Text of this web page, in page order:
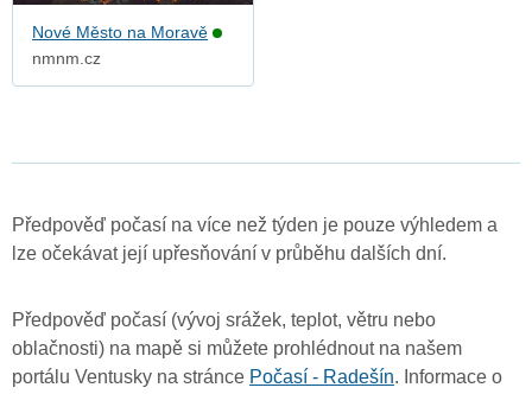
Nové Město na Moravě
nmnm.cz
Předpověď počasí na více než týden je pouze výhledem a
lze očekávat její upřesňování v průběhu dalších dní.
Předpověď počasí (vývoj srážek, teplot, větru nebo
oblačnosti) na mapě si můžete prohlédnout na našem
portálu Ventusky na stránce Počasí - Radešín. Informace o